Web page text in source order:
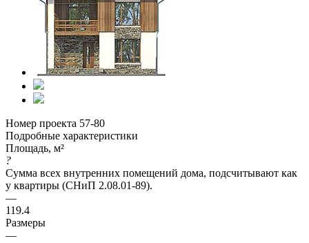
Номер проекта 57-80
Подробные характеристики
Площадь, м²
?
Сумма всех внутренних помещений дома, подсчитывают как
у квартиры (СНиП 2.08.01-89).
—
119.4
Размеры
—